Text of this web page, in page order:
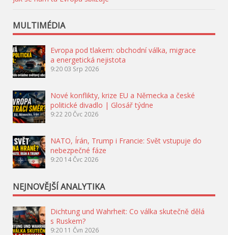
MULTIMÉDIA
Evropa pod tlakem: obchodní válka, migrace
a energetická nejistota
9:20 03 Srp 2026
Nové konflikty, krize EU a Německa a české
politické divadlo | Glosář týdne
9:22 20 Čvc 2026
NATO, Írán, Trump i Francie: Svět vstupuje do
nebezpečné fáze
9:20 14 Čvc 2026
NEJNOVĚJŠÍ ANALYTIKA
Dichtung und Wahrheit: Co válka skutečně dělá
s Ruskem?
9:20 11 Čvn 2026